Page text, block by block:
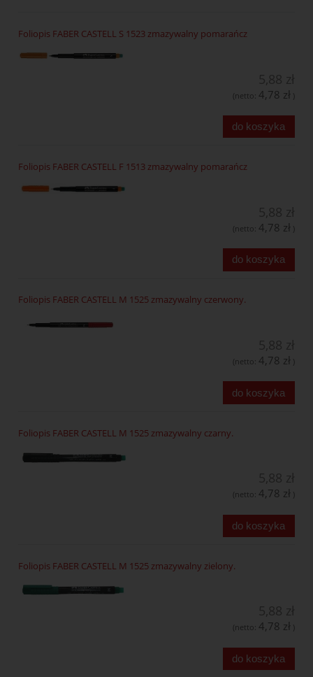
Foliopis FABER CASTELL S 1523 zmazywalny pomarańcz
(netto: 4,78 zł )
do koszyka
Foliopis FABER CASTELL F 1513 zmazywalny pomarańcz
(netto: 4,78 zł )
do koszyka
Foliopis FABER CASTELL M 1525 zmazywalny czerwony.
(netto: 4,78 zł )
do koszyka
Foliopis FABER CASTELL M 1525 zmazywalny czarny.
(netto: 4,78 zł )
do koszyka
Foliopis FABER CASTELL M 1525 zmazywalny zielony.
(netto: 4,78 zł )
do koszyka